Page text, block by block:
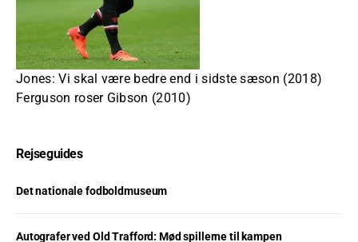
Jones: Vi skal være bedre end i sidste sæson (2018)
Ferguson roser Gibson (2010)
Rejseguides
Det nationale fodboldmuseum
Autografer ved Old Trafford: Mød spillerne til kampen